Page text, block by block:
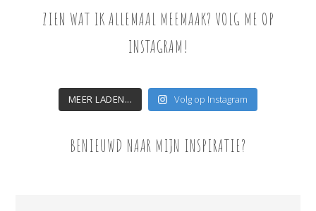
ZIEN WAT IK ALLEMAAL MEEMAAK? VOLG ME OP
INSTAGRAM!
MEER LADEN... Volg op Instagram
BENIEUWD NAAR MIJN INSPIRATIE?